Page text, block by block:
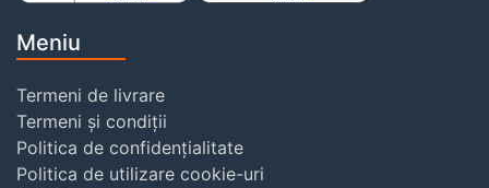
Meniu
Termeni de livrare
Termeni și condiții
Politica de confidențialitate
Politica de utilizare cookie-uri